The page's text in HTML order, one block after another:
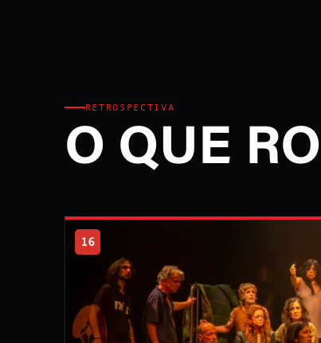
RETROSPECTIVA
O QUE
16